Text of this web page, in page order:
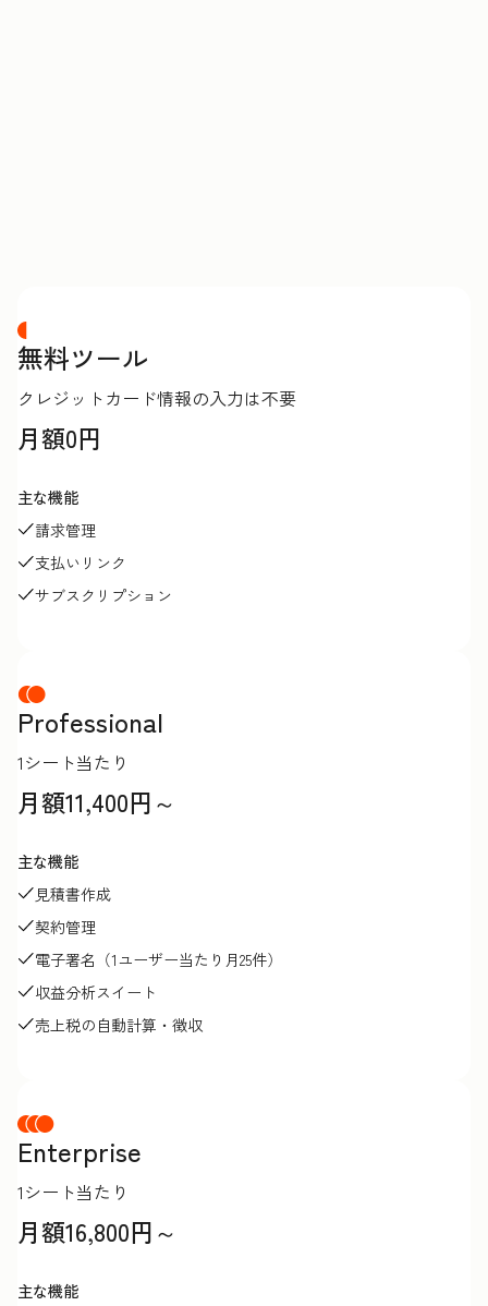
無料ツール
クレジットカード情報の入力は不要
月額0円
主な機能
請求管理
支払いリンク
サブスクリプション
Professional
1シート当たり
月額11,400円～
主な機能
見積書作成
契約管理
電子署名（1ユーザー当たり月25件）
収益分析スイート
売上税の自動計算・徴収
Enterprise
1シート当たり
月額16,800円～
主な機能